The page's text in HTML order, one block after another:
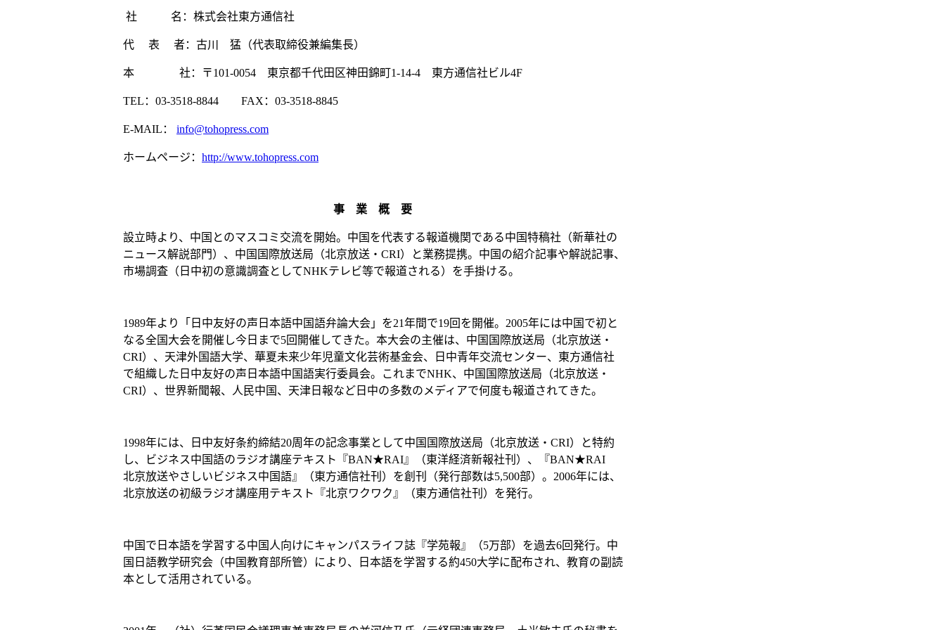
社 名：株式会社東方通信社
代 表 者：古川 猛（代表取締役兼編集長）
本 社：〒101-0054 東京都千代田区神田錦町1-14-4 東方通信社ビル4F
TEL：03-3518-8844 FAX：03-3518-8845
E-MAIL： info@tohopress.com
ホームページ： http://www.tohopress.com
事 業 概 要
設立時より、中国とのマスコミ交流を開始。中国を代表する報道機関である中国特稿社（新華社の
ニュース解説部門）、中国国際放送局（北京放送・CRI）と業務提携。中国の紹介記事や解説記事、
市場調査（日中初の意識調査としてNHKテレビ等で報道される）を手掛ける。
1989年より「日中友好の声日本語中国語弁論大会」を21年間で19回を開催。2005年には中国で初と
なる全国大会を開催し今日まで5回開催してきた。本大会の主催は、中国国際放送局（北京放送・
CRI）、天津外国語大学、華夏未来少年児童文化芸術基金会、日中青年交流センター、東方通信社
で組織した日中友好の声日本語中国語実行委員会。これまでNHK、中国国際放送局（北京放送・
CRI）、世界新聞報、人民中国、天津日報など日中の多数のメディアで何度も報道されてきた。
1998年には、日中友好条約締結20周年の記念事業として中国国際放送局（北京放送・CRI）と特約
し、ビジネス中国語のラジオ講座テキスト『BAN★RAI』（東洋経済新報社刊）、『BAN★RAI
北京放送やさしいビジネス中国語』（東方通信社刊）を創刊（発行部数は5,500部）。2006年には、
北京放送の初級ラジオ講座用テキスト『北京ワクワク』（東方通信社刊）を発行。
中国で日本語を学習する中国人向けにキャンパスライフ誌『学苑報』（5万部）を過去6回発行。中
国日語教学研究会（中国教育部所管）により、日本語を学習する約450大学に配布され、教育の副読
本として活用されている。